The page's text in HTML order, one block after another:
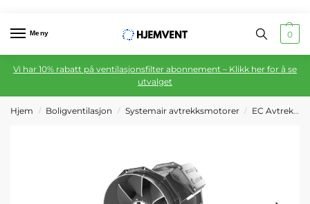
Meny 0
Vi har 10% rabatt på ventilasjonsfilter abonnement – Klikk her for å se
utvalget
Hjem / Boligventilasjon / Systemair avtrekksmotorer / EC Avtrekksmotor